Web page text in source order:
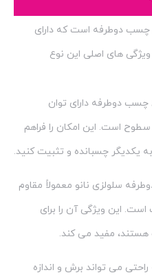
دوطرفه است که دارای
های اصلی این نوع
چسب دوطرفه دارای توان
سطوح است. این امکان را فراهم
یکدیگر چسبانده و تثبیت کنید.
سلولزی نانو معمولاً مقاوم
این ویژگی آن را برای
مفید می کند.
می تواند برش و اندازه